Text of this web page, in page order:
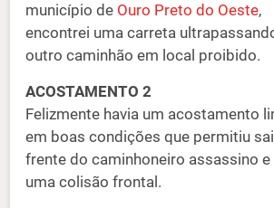
município de Ouro Preto do Oeste,
encontrei uma carreta
outro caminhão em local proibido.
ACOSTAMENTO 2
Felizmente havia um acostamento
em boas condições que permitiu
frente do caminhoneiro assassino e
uma colisão frontal.